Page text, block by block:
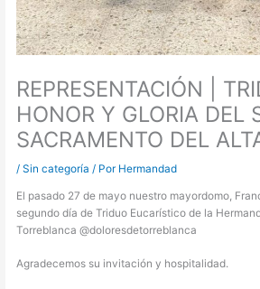
REPRESENTACIÓN |
HONOR Y GLORIA DEL
SACRAMENTO DEL
/Sin categoría / Por Hermandad
El pasado 27 de mayo nuestro mayordomo,
segundo día de Triduo Eucarístico de la
Torreblanca @doloresdetorreblanca
Agradecemos su invitación y hospitalidad.